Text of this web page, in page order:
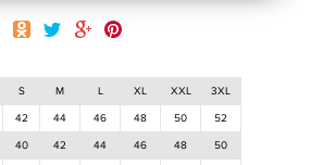
S M L XL XXL 3XL
42 44 46 48 50 52
40 42 44 46 48 50